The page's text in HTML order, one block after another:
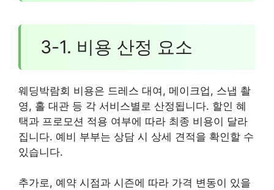
3-1. 비용 산정 요소
웨딩박람회 비용은 드레스 대여, 메이크업, 스냅 촬
영, 홀 대관 등 각 서비스별로 산정됩니다. 할인 혜
택과 프로모션 적용 여부에 따라 최종 비용이 달라
집니다. 예비 부부는 상담 시 상세 견적을 확인할 수
있습니다.
추가로, 예약 시점과 시즌에 따라 가격 변동이 있을